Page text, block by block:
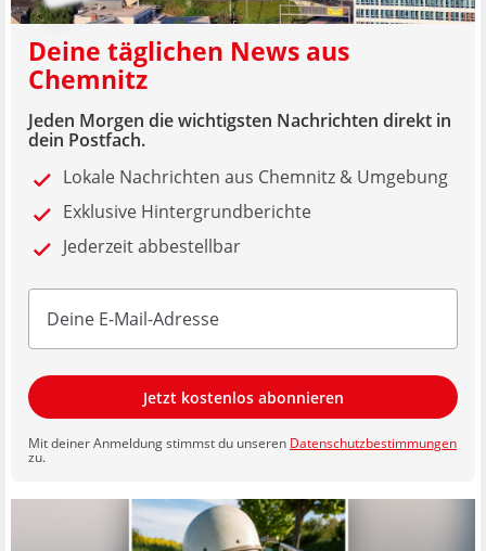
Deine täglichen News aus
Chemnitz
Jeden Morgen die wichtigsten Nachrichten direkt in
dein Postfach.
Lokale Nachrichten aus Chemnitz & Umgebung
Exklusive Hintergrundberichte
Jederzeit abbestellbar
Jetzt kostenlos abonnieren
Mit deiner Anmeldung stimmst du unseren Datenschutzbestimmungen
zu.